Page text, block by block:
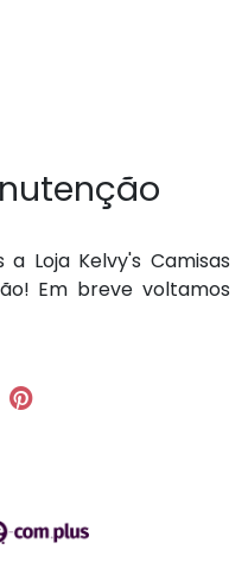
a Loja Kelvy's Camisas
Em breve voltamos